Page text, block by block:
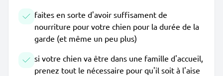
faites en sorte d'avoir suffisament de
nourriture pour votre chien pour la durée de la
garde (et même un peu plus)
si votre chien va être dans une famille d'accueil,
prenez tout le nécessaire pour qu'il soit à l'aise